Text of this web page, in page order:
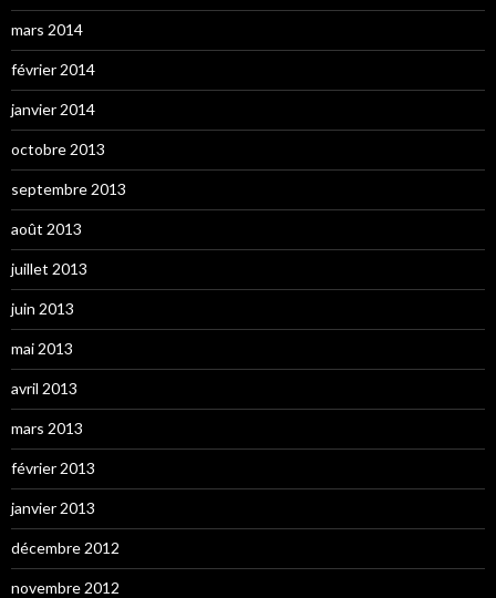
mars 2014
février 2014
janvier 2014
octobre 2013
septembre 2013
août 2013
juillet 2013
juin 2013
mai 2013
avril 2013
mars 2013
février 2013
janvier 2013
décembre 2012
novembre 2012